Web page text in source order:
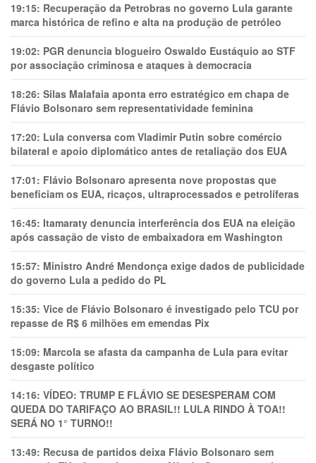
19:15: Recuperação da Petrobras no governo Lula garante
marca histórica de refino e alta na produção de petróleo
19:02: PGR denuncia blogueiro Oswaldo Eustáquio ao STF
por associação criminosa e ataques à democracia
18:26: Silas Malafaia aponta erro estratégico em chapa de
Flávio Bolsonaro sem representatividade feminina
17:20: Lula conversa com Vladimir Putin sobre comércio
bilateral e apoio diplomático antes de retaliação dos EUA
17:01: Flávio Bolsonaro apresenta nove propostas que
beneficiam os EUA, ricaços, ultraprocessados e petrolíferas
16:45: Itamaraty denuncia interferência dos EUA na eleição
após cassação de visto de embaixadora em Washington
15:57: Ministro André Mendonça exige dados de publicidade
do governo Lula a pedido do PL
15:35: Vice de Flávio Bolsonaro é investigado pelo TCU por
repasse de R$ 6 milhões em emendas Pix
15:09: Marcola se afasta da campanha de Lula para evitar
desgaste político
14:16: VÍDEO: TRUMP E FLÁVIO SE DESESPERAM COM
QUEDA DO TARIFAÇO AO BRASIL!! LULA RINDO À TOA!!
SERÁ NO 1° TURNO!!
13:49: Recusa de partidos deixa Flávio Bolsonaro sem